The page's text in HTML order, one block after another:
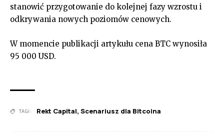
stanowić przygotowanie do kolejnej fazy wzrostu i
odkrywania nowych poziomów cenowych.
W momencie publikacji artykułu cena BTC wynosiła
95 000 USD.
TAGI: Rekt Capital, Scenariusz dla Bitcoina